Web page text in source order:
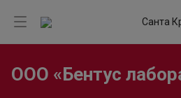
Санта
ООО «Бентус